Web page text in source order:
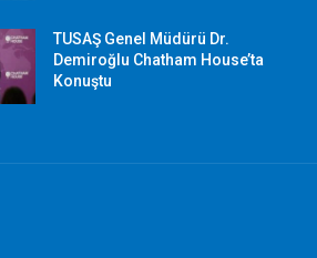
TUSAŞ Genel Müdürü Dr.
Demiroğlu Chatham House’ta
Konuştu